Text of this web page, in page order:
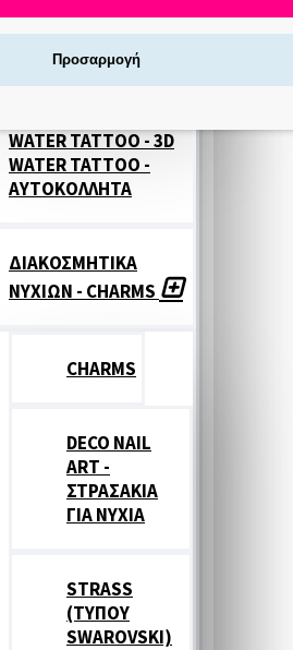
ΣΦΡΑΓΙΔΕΣ
ΝΥΧΙΩΝ
WATER TATTOO - 3D
WATER TATTOO -
ΑΥΤΟΚΟΛΛΗΤΑ
ΔΙΑΚΟΣΜΗΤΙΚΑ
ΝΥΧΙΩΝ - CHARMS
CHARMS
DECO NAIL
ART -
ΣΤΡΑΣΑΚΙΑ
ΓΙΑ ΝΥΧΙΑ
STRASS
(ΤΥΠΟΥ
SWAROVSKI)
Προσαρμογή